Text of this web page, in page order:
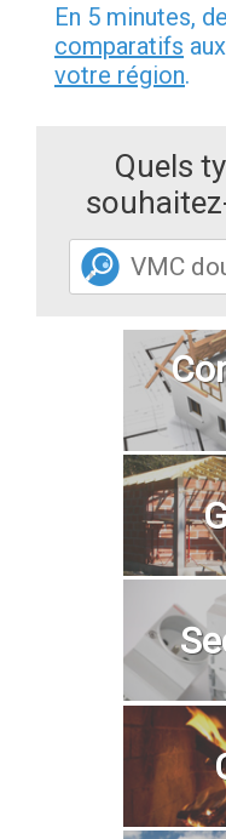
En 5 minutes,
comparatifs
votre région.
Quels